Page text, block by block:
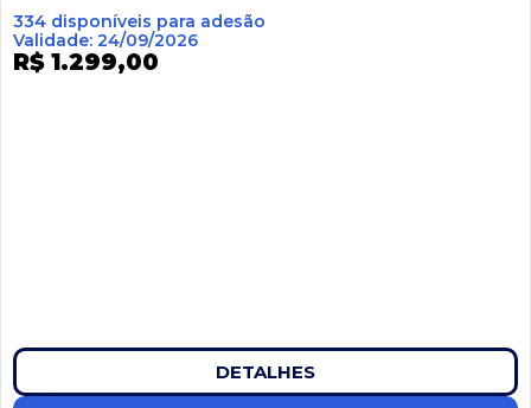
334 disponíveis para adesão
Validade: 24/09/2026
R$ 1.299,00
DETALHES